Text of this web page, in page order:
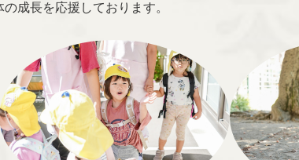
成長を応援しております。